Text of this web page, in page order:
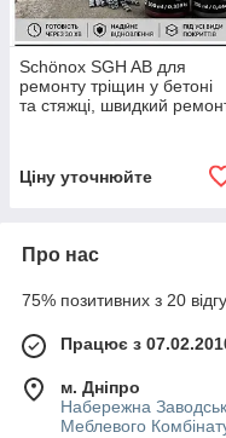
Schönox SGH AB для
ремонту тріщин у бетоні
та стяжці, швидкий
Ціну уточнюйте
Про нас
75% позитивних з 20
Працює з
м. Дніпро
Набережна
Меблевого